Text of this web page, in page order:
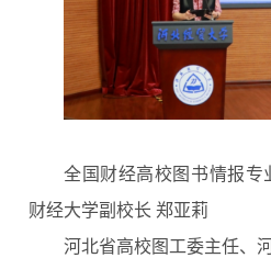
全国财经高校图书情报专
财经大学副校长 郑亚莉
河北省高校图工委主任、